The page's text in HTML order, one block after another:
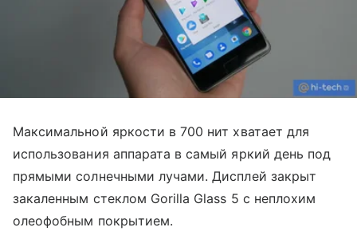
Максимальной яркости в 700 нит хватает для
использования аппарата в самый яркий день под
прямыми солнечными лучами. Дисплей закрыт
закаленным стеклом Gorilla Glass 5 с неплохим
олеофобным покрытием.